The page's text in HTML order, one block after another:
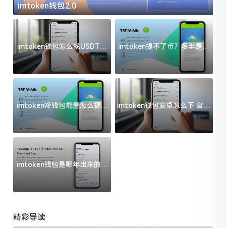
imtoken钱包2.0
imtoken钱包怎么找USDT地
址？三步搞定不踩坑
imtoken提不了币？多半是这
几件事没处理好
imtoken冷钱包能量怎么搞？
过来人告诉你门道
imtoken钱包安卓怎么下 官方
渠道避坑指南
imtoken钱包是哪年出来的？
一文给你说清楚
精彩导读